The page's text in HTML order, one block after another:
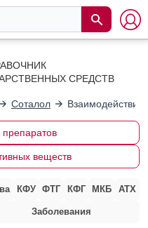
СРЕДСТВ
Соталол
веществ
КФУ ФТГ КФГ МКБ АТХ
Заболевания